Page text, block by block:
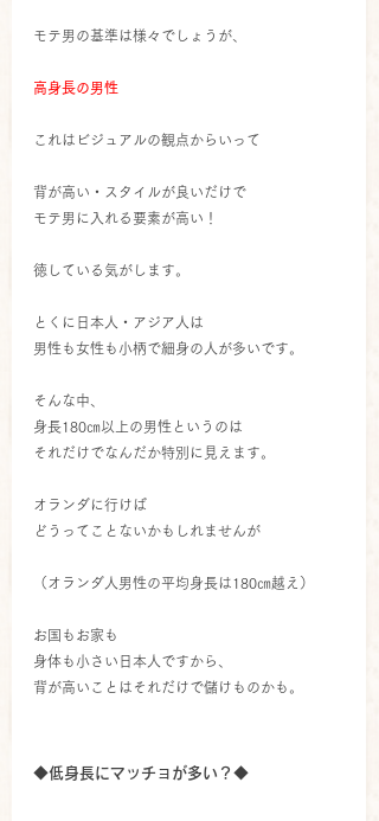
モテ男の基準は様々でしょうが、
高身長の男性
これはビジュアルの観点からいって
背が高い・スタイルが良いだけで
モテ男に入れる要素が高い！
徳している気がします。
とくに日本人・アジア人は
男性も女性も小柄で細身の人が多いです。
そんな中、
身長180㎝以上の男性というのは
それだけでなんだか特別に見えます。
オランダに行けば
どうってことないかもしれませんが
（オランダ人男性の平均身長は180㎝越え）
お国もお家も
身体も小さい日本人ですから、
背が高いことはそれだけで儲けものかも。
◆低身長にマッチョが多い？◆